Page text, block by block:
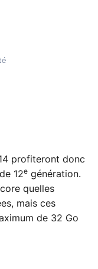
profiteront donc
12e génération.
quelles
mais ces
de 32 Go